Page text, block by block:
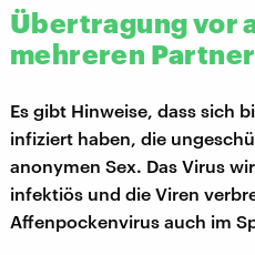
Übertragung vor
mehreren
Es gibt Hinweise, dass sich
infiziert haben, die
anonymen Sex. Das Virus
infektiös und die Viren
Affenpockenvirus auch im